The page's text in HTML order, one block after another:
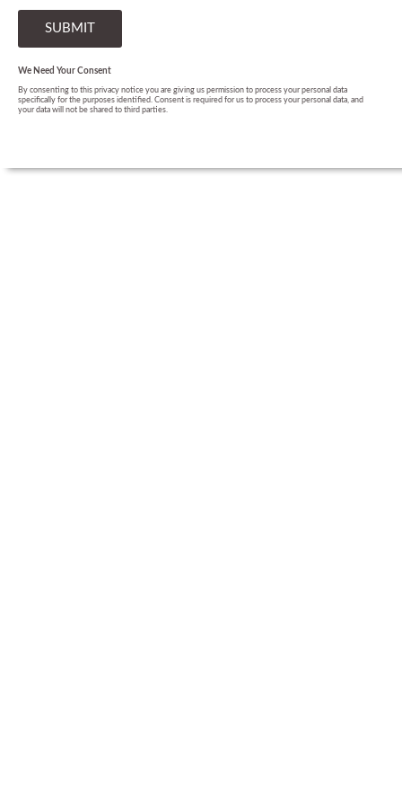
We Need Your Consent
By consenting to this privacy notice you are giving us permission to process your personal data
specifically for the purposes identified. Consent is required for us to process your personal data, and
your data will not be shared to third parties.